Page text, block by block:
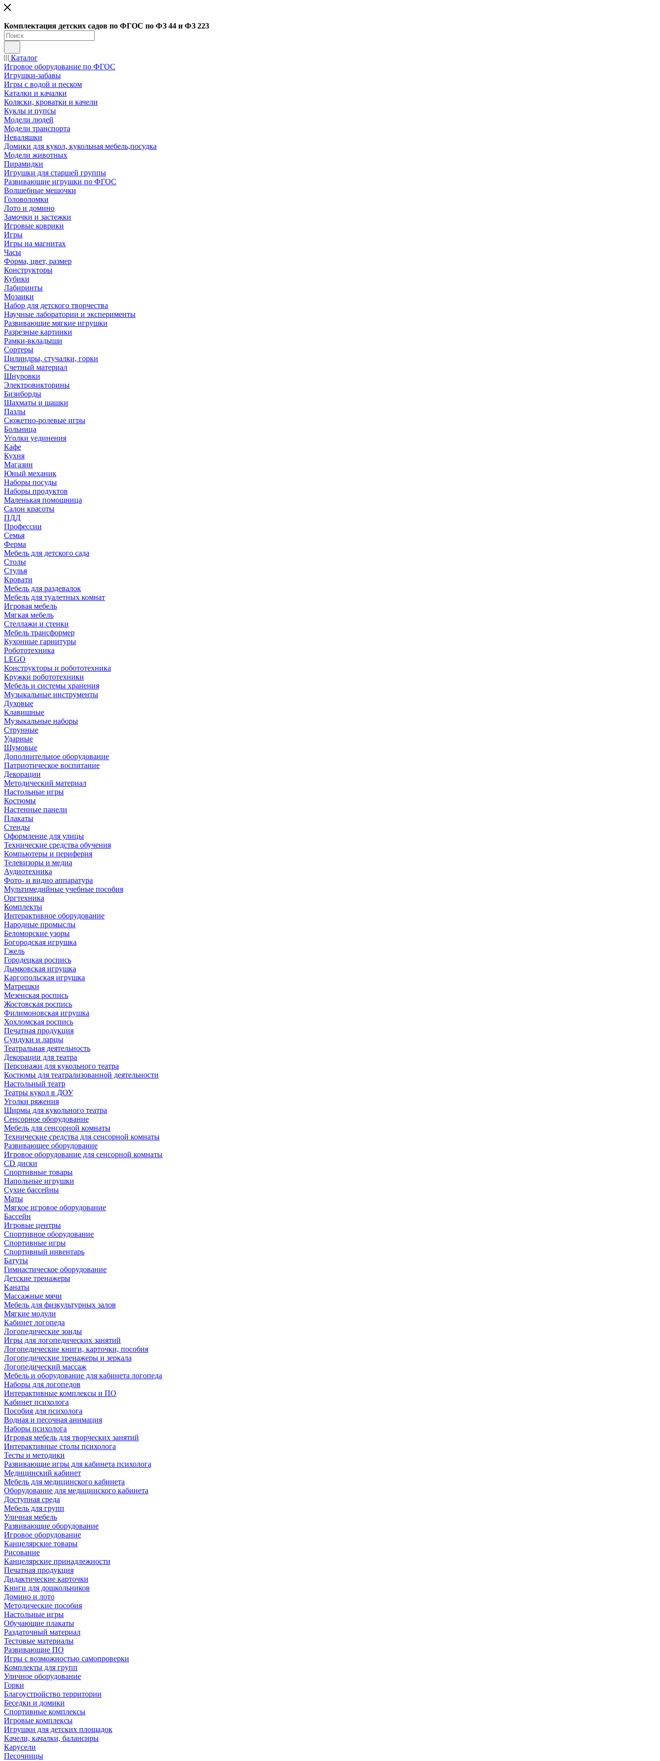
Комплектация детских садов по ФГОC по ФЗ 44 и ФЗ 223
Каталог
Игровое оборудование по ФГОС
Игрушки-забавы
Игры с водой и песком
Каталки и качалки
Коляски, кроватки и качели
Куклы и пупсы
Модели людей
Модели транспорта
Неваляшки
Домики для кукол, кукольная мебель,посудка
Модели животных
Пирамидки
Игрушки для старшей группы
Развивающие игрушки по ФГОС
Волшебные мешочки
Головоломки
Лото и домино
Замочки и застежки
Игровые коврики
Игры
Игры на магнитах
Часы
Форма, цвет, размер
Конструкторы
Кубики
Лабиринты
Мозаики
Набор для детского творчества
Научные лаборатории и эксперименты
Развивающие мягкие игрушки
Разрезные картинки
Рамки-вкладыши
Сортеры
Цилиндры, стучалки, горки
Счетный материал
Шнуровки
Электровикторины
Бизиборды
Шахматы и шашки
Пазлы
Сюжетно-ролевые игры
Больница
Уголки уединения
Кафе
Кухня
Магазин
Юный механик
Наборы посуды
Наборы продуктов
Маленькая помощница
Салон красоты
ПДД
Профессии
Семья
Ферма
Мебель для детского сада
Столы
Cтулья
Кровати
Мебель для раздевалок
Мебель для туалетных комнат
Игровая мебель
Мягкая мебель
Стеллажи и стенки
Мебель трансформер
Кухонные гарнитуры
Робототехника
LEGO
Конструкторы и робототехника
Кружки робототехники
Мебель и системы хранения
Музыкальные инструменты
Духовые
Клавишные
Музыкальные наборы
Струнные
Ударные
Шумовые
Дополнительное оборудование
Патриотическое воспитание
Декорации
Методический материал
Настольные игры
Костюмы
Настенные панели
Плакаты
Стенды
Оформление для улицы
Технические средства обучения
Компьютеры и периферия
Телевизоры и медиа
Аудиотехника
Фото- и видио аппаратура
Мультимедийные учебные пособия
Оргтехника
Комплекты
Интерактивное оборудование
Народные промыслы
Беломорские узоры
Богородская игрушка
Гжель
Городецкая роспись
Дымковская игрушка
Каргопольская игрушка
Матрешки
Мезенская роспись
Жостовская роспись
Филимоновская игрушка
Хохломская роспись
Печатная продукция
Сундуки и ларцы
Театральная деятельность
Декорации для театра
Персонажи для кукольного театра
Костюмы для театрализованной деятельности
Настольный театр
Театры кукол в ДОУ
Уголки ряжения
Ширмы для кукольного театра
Сенсорное оборудование
Мебель для сенсорной комнаты
Технические средства для сенсорной комнаты
Развивающее оборудование
Игровое оборудование для сенсорной комнаты
CD диски
Спортивные товары
Напольные игрушки
Сухие бассейны
Маты
Мягкое игровое оборудование
Бассейн
Игровые центры
Спортивное оборудование
Спортивные игры
Спортивный инвентарь
Батуты
Гимнастическое оборудование
Детские тренажеры
Канаты
Массажные мячи
Мебель для физкультурных залов
Мягкие модули
Кабинет логопеда
Логопедические зонды
Игры для логопедических занятий
Логопедические книги, карточки, пособия
Логопедические тренажеры и зеркала
Логопедический массаж
Мебель и оборудование для кабинета логопеда
Наборы для логопедов
Интерактивные комплексы и ПО
Кабинет психолога
Пособия для психолога
Водная и песочная анимация
Наборы психолога
Игровая мебель для творческих занятий
Интерактивные столы психолога
Тесты и методики
Развивающие игры для кабинета психолога
Медицинский кабинет
Мебель для медицинского кабинета
Оборудование для медицинского кабинета
Доступная среда
Мебель для групп
Уличная мебель
Развивающие оборудование
Игровое оборудование
Канцелярские товары
Рисование
Канцелярские принадлежности
Печатная продукция
Дидактические карточки
Книги для дошкольников
Домино и лото
Методические пособия
Настольные игры
Обучающие плакаты
Раздаточный материал
Тестовые материалы
Развивающие ПО
Игры с возможностью самопроверки
Комплекты для групп
Уличное оборудование
Горки
Благоустройство территории
Беседки и домики
Спортивные комплексы
Игровые комплексы
Игрушки для детских площадок
Качели, качалки, балансиры
Карусели
Песочницы